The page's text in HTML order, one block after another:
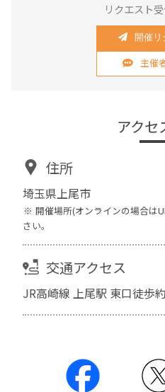
リクエスト
開催リ
主催
アクセ
住所
埼玉県上尾市
開催場所(オンラインの場合は
さい。
交通アクセス
JR高崎線 上尾駅 東口徒歩